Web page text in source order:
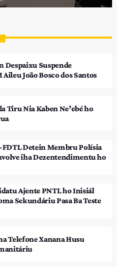
Despaixu Suspende
João Bosco dos Santos
Tiru Nia Kaben Ne’ebé ho
FDTL Detein Membru Polísia
iha Dezentendimentu ho
Ajente PNTL ho Inisiál
Sekundáriu Pasa Ba Teste
Telefone Xanana Husu